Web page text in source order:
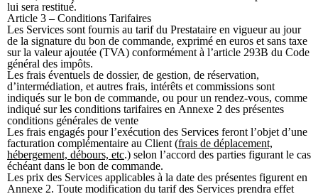
lui sera restitué.
Article 3 – Conditions Tarifaires
Les Services sont fournis au tarif du Prestataire en vigueur au jour
de la signature du bon de commande, exprimé en euros et sans taxe
sur la valeur ajoutée (TVA) conformément à l’article 293B du Code
général des impôts.
Les frais éventuels de dossier, de gestion, de réservation,
d’intermédiation, et autres frais, intérêts et commissions sont
indiqués sur le bon de commande, ou pour un rendez-vous, comme
indiqué sur les conditions tarifaires en Annexe 2 des présentes
conditions générales de vente
Les frais engagés pour l’exécution des Services feront l’objet d’une
facturation complémentaire au Client (frais de déplacement,
hébergement, débours, etc.) selon l’accord des parties figurant le cas
échéant dans le bon de commande.
Les prix des Services applicables à la date des présentes figurent en
Annexe 2. Toute modification du tarif des Services prendra effet